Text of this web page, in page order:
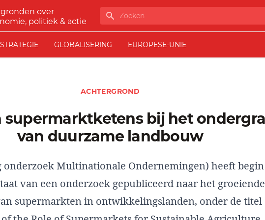
over
politiek & actie
Zoeken
STRATEGIE GLOBALISERING EUROPESE-UNIE
ACHTERGROND
van duurzame landbouw
onderzoek Multinationale Ondernemingen) heeft begin
van een onderzoek gepubliceerd naar het groeiende
supermarkten in ontwikkelingslanden, onder de titel